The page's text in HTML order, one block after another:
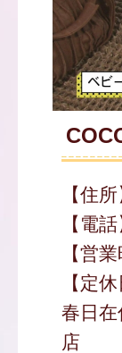
【住
【電
【営
【定
春日
店